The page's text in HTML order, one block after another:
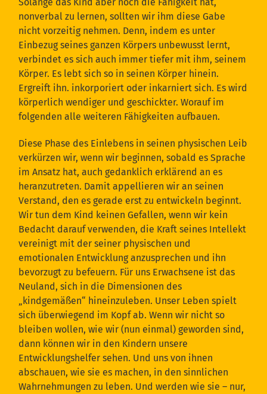
nonverbal zu lernen, sollten wir ihm diese Gabe
nicht vorzeitig nehmen. Denn, indem es unter
Einbezug seines ganzen Körpers unbewusst lernt,
verbindet es sich auch immer tiefer mit ihm, seinem
Körper. Es lebt sich so in seinen Körper hinein.
Ergreift ihn. inkorporiert oder inkarniert sich. Es wird
körperlich wendiger und geschickter. Worauf im
folgenden alle weiteren Fähigkeiten aufbauen.
Diese Phase des Einlebens in seinen physischen Leib
verkürzen wir, wenn wir beginnen, sobald es Sprache
im Ansatz hat, auch gedanklich erklärend an es
heranzutreten. Damit appellieren wir an seinen
Verstand, den es gerade erst zu entwickeln beginnt.
Wir tun dem Kind keinen Gefallen, wenn wir kein
Bedacht darauf verwenden, die Kraft seines Intellekt
vereinigt mit der seiner physischen und
emotionalen Entwicklung anzusprechen und ihn
bevorzugt zu befeuern. Für uns Erwachsene ist das
Neuland, sich in die Dimensionen des
„kindgemäßen“ hineinzuleben. Unser Leben spielt
sich überwiegend im Kopf ab. Wenn wir nicht so
bleiben wollen, wie wir (nun einmal) geworden sind,
dann können wir in den Kindern unsere
Entwicklungshelfer sehen. Und uns von ihnen
abschauen, wie sie es machen, in den sinnlichen
Wahrnehmungen zu leben. Und werden wie sie – nur,